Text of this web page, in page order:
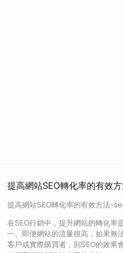
提高網站SEO轉化率的有效
提高網站SEO轉化率的有效方法-
在SEO行銷中，提升網站的轉化率
一。即便網站的流量很高，如果無
客戶或實際購買者，則SEO的效果